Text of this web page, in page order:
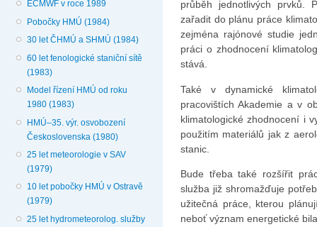
ECMWF v roce 1989
Pobočky HMÚ (1984)
30 let ČHMÚ a SHMÚ (1984)
60 let fenologické staniční sítě
(1983)
Model řízení HMÚ od roku
1980 (1983)
HMÚ–35. výr. osvobození
Československa (1980)
25 let meteorologie v SAV
(1979)
10 let pobočky HMÚ v Ostravě
(1979)
25 let hydrometeorolog. služby
průběh jednotlivých prvků.
zařadit do plánu práce
zejména rajónové studie
práci o zhodnocení
stává.
Také v dynamické
pracovištích Akademie a v
klimatologické zhodnocení i
použitím materiálů jak z
stanic.
Bude třeba také rozšířit
služba již shromažďuje
užitečná práce, kterou
neboť význam energetické